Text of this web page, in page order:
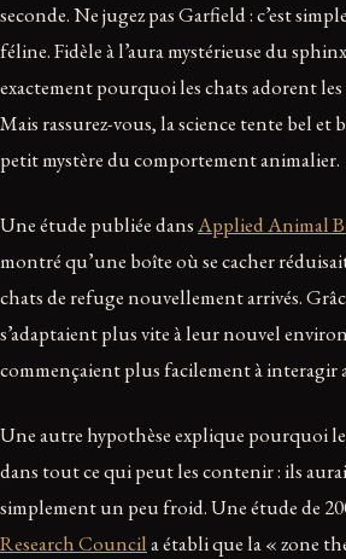
seconde. Ne jugez pas Garfield : c’est
féline. Fidèle à l’aura mystérieuse du
exactement pourquoi les chats adorent les
Mais rassurez-vous, la science tente bel et
petit mystère du comportement animalier.
Une étude publiée dansApplied Animal
montré qu’une boîte où se cacher
chats de refuge nouvellement arrivés.
s’adaptaient plus vite à leur nouvel
commençaient plus facilement à interagir
Une autre hypothèse explique pourquoi
dans tout ce qui peut les contenir : ils
simplement un peu froid. Une étude de
Research Councila établi que la « zone